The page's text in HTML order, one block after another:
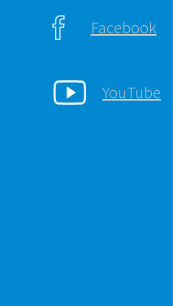
Facebook
YouTube